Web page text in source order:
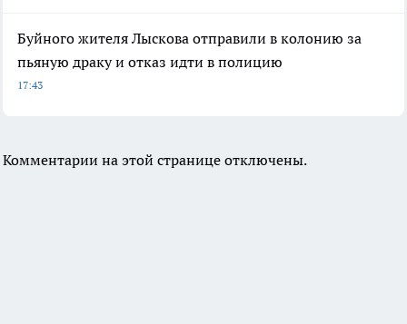
Буйного жителя Лыскова отправили в колонию за
пьяную драку и отказ идти в полицию
17:43
Комментарии на этой странице отключены.